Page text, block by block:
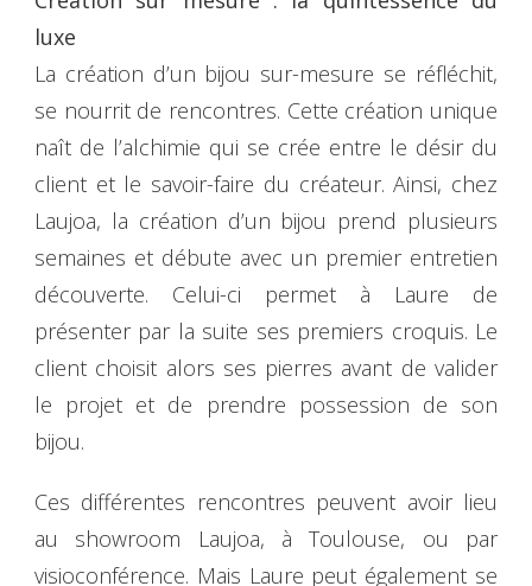
luxe
La création d’un bijou sur-mesure se réfléchit,
se nourrit de rencontres. Cette création unique
naît de l’alchimie qui se crée entre le désir du
client et le savoir-faire du créateur. Ainsi, chez
Laujoa, la création d’un bijou prend plusieurs
semaines et débute avec un premier entretien
découverte. Celui-ci permet à Laure de
présenter par la suite ses premiers croquis. Le
client choisit alors ses pierres avant de valider
le projet et de prendre possession de son
bijou.
Ces différentes rencontres peuvent avoir lieu
au showroom Laujoa, à Toulouse, ou par
visioconférence. Mais Laure peut également se